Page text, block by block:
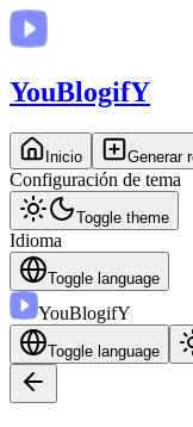
YouBlogifY
Inicio Generar
Configuración de tema
Toggle theme
Idioma
Toggle language
YouBlogifY
Toggle language